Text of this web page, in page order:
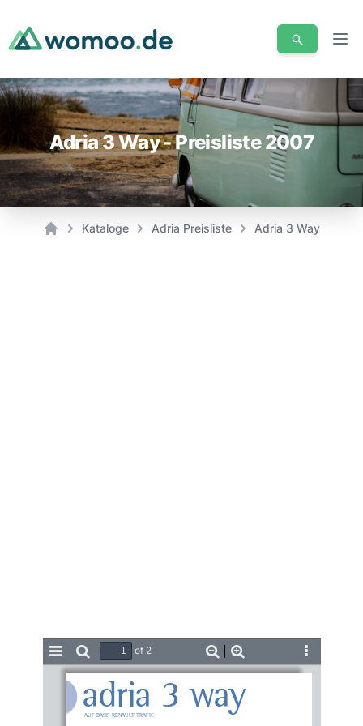
Adria 3 Way - Preisliste 2007
Kataloge Adria Preisliste Adria 3 Way -
Toggle
Sidebar
Find
of 2
Zoom
Out
Zoom
In
adria 3 way
AUF BASIS RENAULT TRAFIC